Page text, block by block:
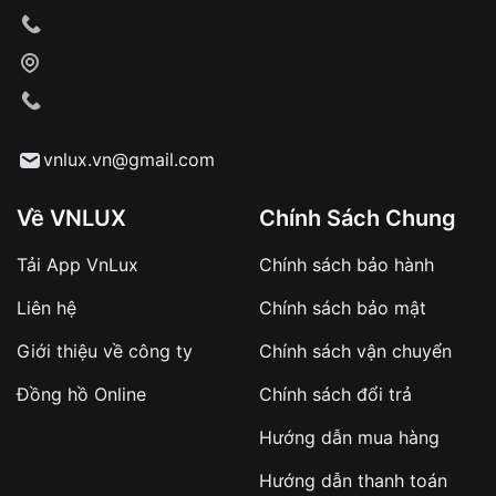
Hotline: 0585 215 215
Từ khóa SEO:
Khách hàng kiểm tra và thanh toán trực tiếp
cho nhân viên giao hàng
VNLUX tiến hành giao hàng đến địa chỉ yêu
Đồng hành cùng khách hàng trong suốt quá
vnlux.vn@gmail.com
Về VNLUX
Tải App VnLux
Liên hệ
Giới thiệu về công ty
Đồng hồ Online
Chính Sách Chung
Chính sách bảo hành
Chính sách bảo mật
Chính sách vận chuyển
Chính sách đổi trả
Hướng dẫn mua hàng
Hướng dẫn thanh toán